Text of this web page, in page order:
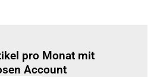
pro Monat mit
Account